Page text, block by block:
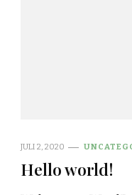
JULI 2, 2020
Hello world!